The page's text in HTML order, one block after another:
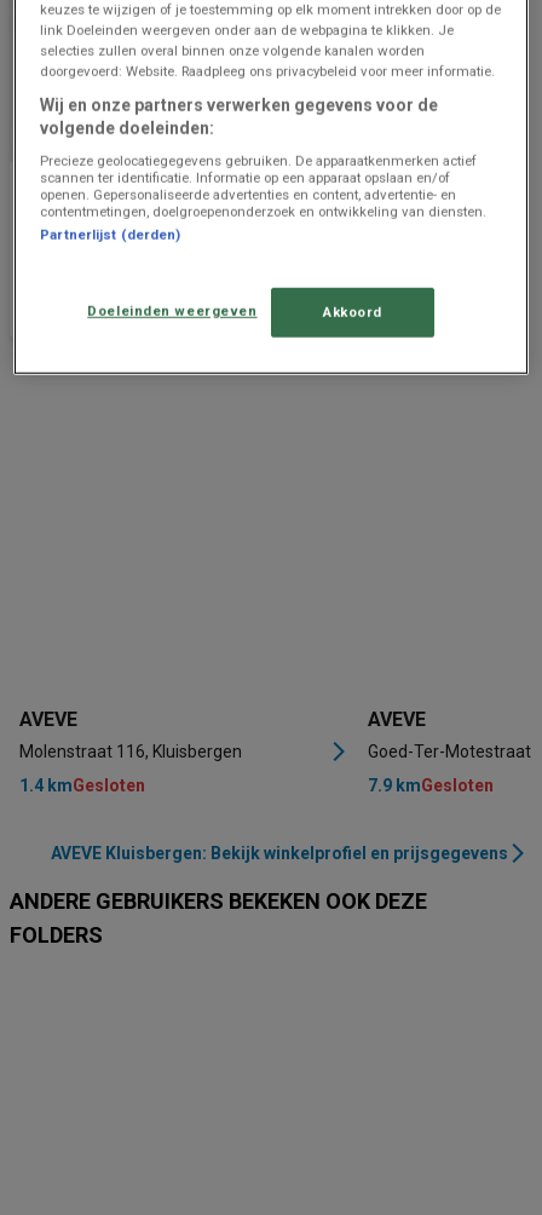
AVEVE
Oferta-NL
geldig tot en
Advertentie
AVEVE
Molenstraat 116, Kluisbergen
1.4 kmGesloten
AVEVE
Goed-Ter-Motestraat
7.9 kmGesloten
AVEVE Kluisbergen: Bekijk winkelprofiel en prijsgegevens
ANDERE GEBRUIKERS BEKEKEN OOK DEZE
FOLDERS
keuzes te wijzigen of je toestemming op elk moment intrekken door op de
link Doeleinden weergeven onder aan de webpagina te klikken. Je
selecties zullen overal binnen onze volgende kanalen worden
doorgevoerd: Website. Raadpleeg ons privacybeleid voor meer informatie.
Wij en onze partners verwerken gegevens voor de
volgende doeleinden:
Precieze geolocatiegegevens gebruiken. De apparaatkenmerken actief
scannen ter identificatie. Informatie op een apparaat opslaan en/of
openen. Gepersonaliseerde advertenties en content, advertentie- en
contentmetingen, doelgroepenonderzoek en ontwikkeling van diensten.
Partnerlijst (derden)
Doeleinden weergeven Akkoord